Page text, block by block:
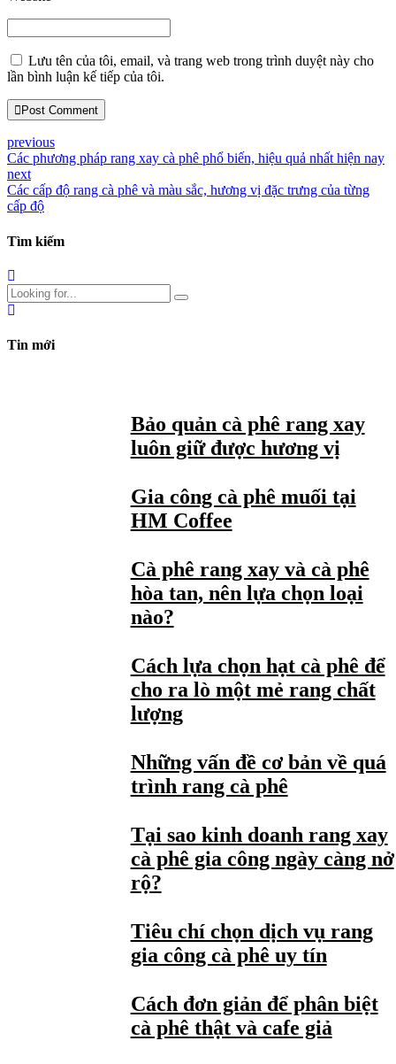
Lưu tên của tôi, email, và trang web trong trình duyệt này cho
lần bình luận kế tiếp của tôi.
Post Comment
previous
Các phương pháp rang xay cà phê phổ biến, hiệu quả nhất hiện nay
next
Các cấp độ rang cà phê và màu sắc, hương vị đặc trưng của từng
cấp độ
Tìm kiếm
Tin mới
Bảo quản cà phê rang xay
luôn giữ được hương vị
Gia công cà phê muối tại
HM Coffee
Cà phê rang xay và cà phê
hòa tan, nên lựa chọn loại
nào?
Cách lựa chọn hạt cà phê để
cho ra lò một mẻ rang chất
lượng
Những vấn đề cơ bản về quá
trình rang cà phê
Tại sao kinh doanh rang xay
cà phê gia công ngày càng nở
rộ?
Tiêu chí chọn dịch vụ rang
gia công cà phê uy tín
Cách đơn giản để phân biệt
cà phê thật và cafe giả